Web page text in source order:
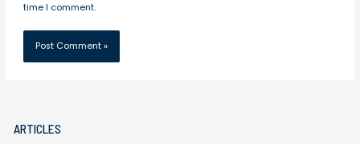
time I comment.
ARTICLES